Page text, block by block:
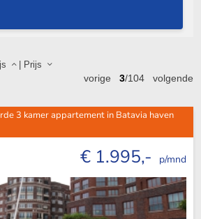
| Prijs
vorige 3/104volgende
3 kamer appartement in Batavia haven
€ 1.995,- p/mnd